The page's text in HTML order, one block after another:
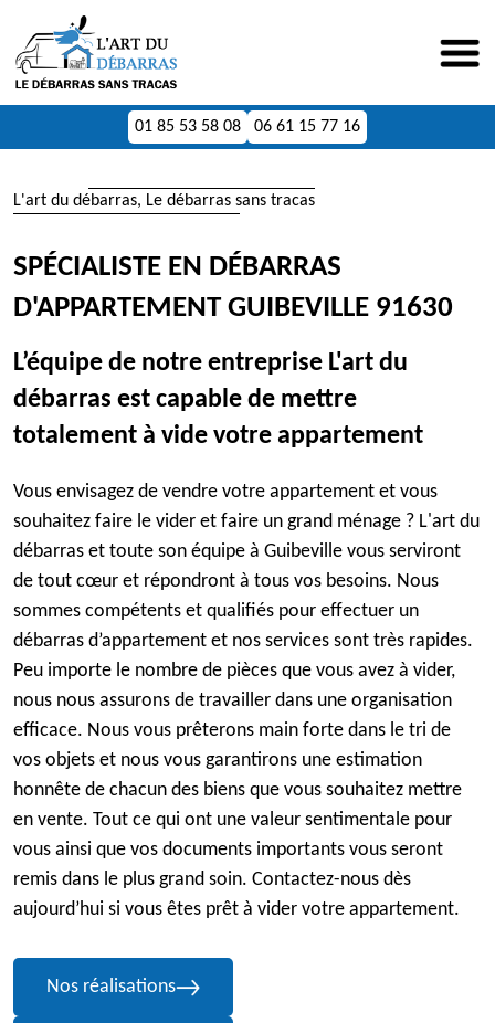
01 85 53 58 08 06 61 15 77 16
L'art du débarras, Le débarras sans tracas
SPÉCIALISTE EN DÉBARRAS
D'APPARTEMENT GUIBEVILLE 91630
L’équipe de notre entreprise L'art du
débarras est capable de mettre
totalement à vide votre appartement
Vous envisagez de vendre votre appartement et vous
souhaitez faire le vider et faire un grand ménage ? L'art du
débarras et toute son équipe à Guibeville vous serviront
de tout cœur et répondront à tous vos besoins. Nous
sommes compétents et qualifiés pour effectuer un
débarras d’appartement et nos services sont très rapides.
Peu importe le nombre de pièces que vous avez à vider,
nous nous assurons de travailler dans une organisation
efficace. Nous vous prêterons main forte dans le tri de
vos objets et nous vous garantirons une estimation
honnête de chacun des biens que vous souhaitez mettre
en vente. Tout ce qui ont une valeur sentimentale pour
vous ainsi que vos documents importants vous seront
remis dans le plus grand soin. Contactez-nous dès
aujourd’hui si vous êtes prêt à vider votre appartement.
Nos réalisations